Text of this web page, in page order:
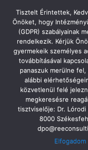
2015 őszénkis
Nemzetközi
minden
kinn, együtt
Tisztelt Érintettek,
Önöket, hogy
(GDPR) szabályainak
rendelkezik. Kérjük
gyermekeik személyes
továbbításával
panaszuk merülne
alábbi
közvetlenül felé
megkeresésre
tisztviselője: Dr.
8000
Elfogadom